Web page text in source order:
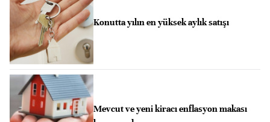
Konutta yılın en yüksek aylık satışı
Mevcut ve yeni kiracı enflasyon makası